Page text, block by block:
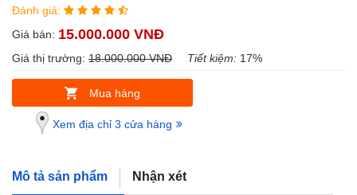
Đánh giá:
Giá bán: 15.000.000 VNĐ
Giá thị trường: 18.000.000 VNĐ Tiết kiệm: 17%
Mua hàng
Xem địa chỉ 3 cửa hàng
Mô tả sản phẩm Nhận xét